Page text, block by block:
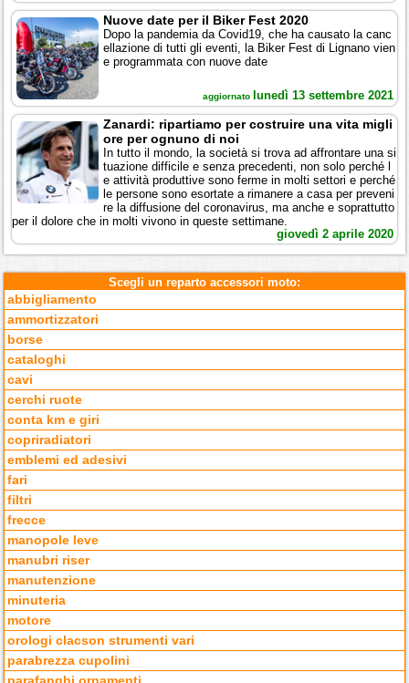
Nuove date per il Biker Fest 2020
Dopo la pandemia da Covid19, che ha causato la canc
ellazione di tutti gli eventi, la Biker Fest di Lignano vien
e programmata con nuove date
aggiornato lunedì 13 settembre 2021
Zanardi: ripartiamo per costruire una vita migli
ore per ognuno di noi
In tutto il mondo, la società si trova ad affrontare una si
tuazione difficile e senza precedenti, non solo perché l
e attività produttive sono ferme in molti settori e perché
le persone sono esortate a rimanere a casa per preveni
re la diffusione del coronavirus, ma anche e soprattutto
per il dolore che in molti vivono in queste settimane.
giovedì 2 aprile 2020
Scegli un reparto accessori moto:
abbigliamento
ammortizzatori
borse
cataloghi
cavi
cerchi ruote
conta km e giri
copriradiatori
emblemi ed adesivi
fari
filtri
frecce
manopole leve
manubri riser
manutenzione
minuteria
motore
orologi clacson strumenti vari
parabrezza cupolini